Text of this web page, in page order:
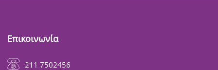
Επικοινωνία
211 7502456